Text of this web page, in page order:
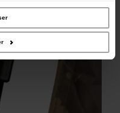
et d'analyse, qui peuvent
vous leur avez fournies ou
leurs services.